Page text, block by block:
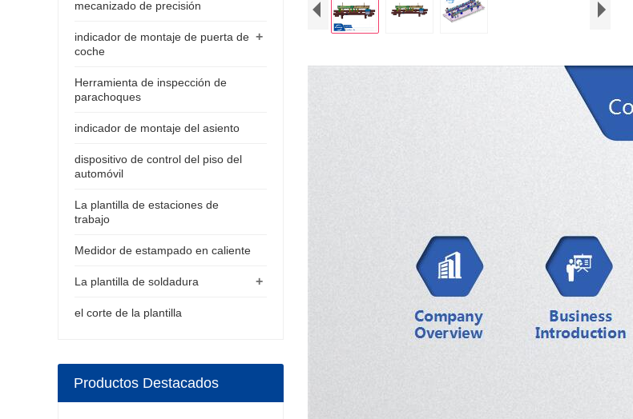
mecanizado de precisión
+
indicador de montaje de puerta de
coche
Herramienta de inspección de
parachoques
indicador de montaje del asiento
dispositivo de control del piso del
automóvil
La plantilla de estaciones de
trabajo
Medidor de estampado en caliente
+
La plantilla de soldadura
el corte de la plantilla
Productos Destacados